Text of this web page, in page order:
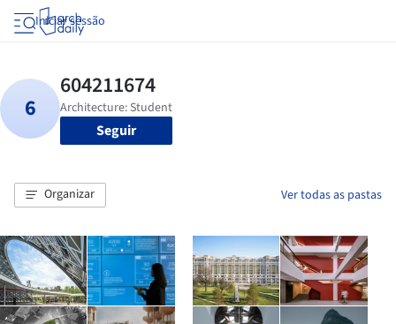
Iniciar sessão
Seguir
Organizar Ver todas as pastas